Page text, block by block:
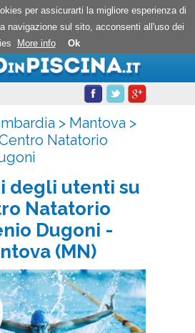
Eugenio Dugoni: opinioni degli
utenti
> Mantova>
Natatorio
degli utenti su
Natatorio
Dugoni -
(MN)
per assicurarti la migliore esperienza di
navigazione sul sito, acconsenti all'uso dei
More info Ok